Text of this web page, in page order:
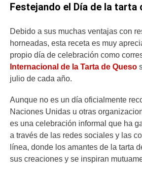
Festejando el Día de la tarta
Debido a sus muchas ventajas con
horneadas, esta receta es muy
propio día de celebración como
Internacional de la Tarta de Queso
julio de cada año.
Aunque no es un día oficialmente
Naciones Unidas u otras
es una celebración informal que ha
a través de las redes sociales y las
línea, donde los amantes de la tarta
sus creaciones y se inspiran